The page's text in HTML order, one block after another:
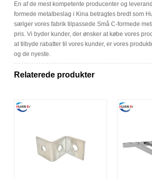
En af de mest kompetente producenter og
formede metalbeslag i Kina betragtes bredt som
sælger vores fabrik tilpassede Små C-formede
pris. Vi byder kunder, der ønsker at købe vores
at tilbyde rabatter til vores kunder, er vores
og de nyeste.
Relaterede produkter